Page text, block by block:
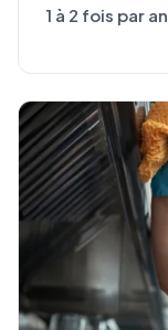
1 à 2 fois par an